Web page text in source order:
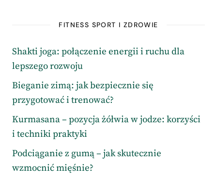
FITNESS SPORT I ZDROWIE
Shakti joga: połączenie energii i ruchu dla
lepszego rozwoju
Bieganie zimą: jak bezpiecznie się
przygotować i trenować?
Kurmasana – pozycja żółwia w jodze: korzyści
i techniki praktyki
Podciąganie z gumą – jak skutecznie
wzmocnić mięśnie?